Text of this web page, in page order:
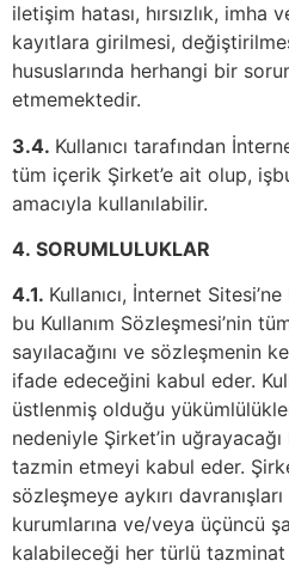
iletişim hatası, hırsızlık, imha
kayıtlara girilmesi,
hususlarında herhangi bir
etmemektedir.
3.4. Kullanıcı tarafından
tüm içerik Şirket’e ait olup,
amacıyla kullanılabilir.
4. SORUMLULUKLAR
4.1. Kullanıcı, İnternet
bu Kullanım Sözleşmesi’nin
sayılacağını ve sözleşmenin
ifade edeceğini kabul eder.
üstlenmiş olduğu
nedeniyle Şirket’in
tazmin etmeyi kabul eder.
sözleşmeye aykırı
kurumlarına ve/veya üçüncü
kalabileceği her türlü